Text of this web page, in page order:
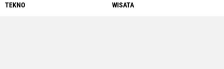
TEKNO
WISATA